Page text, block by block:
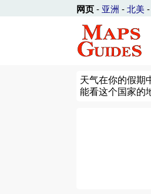
网页 - 亚洲 - 北美 -
天气在你的假期
能看这个国家的